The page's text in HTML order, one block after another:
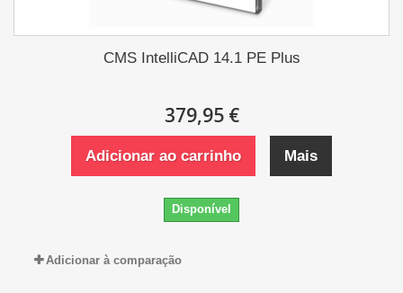
CMS IntelliCAD 14.1 PE Plus
379,95 €
Adicionar ao carrinho Mais
Disponível
Adicionar à comparação